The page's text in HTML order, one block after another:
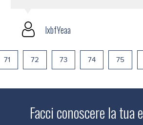
lxbfYeaa
71 72 73 74 75
Facci conoscere la tua